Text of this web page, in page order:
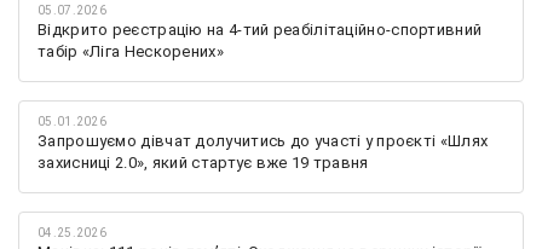
05.07.2026
Відкрито реєстрацію на 4-тий реабілітаційно-спортивний
табір «Ліга Нескорених»
05.01.2026
Запрошуємо дівчат долучитись до участі у проєкті «Шлях
захисниці 2.0», який стартує вже 19 травня
04.25.2026